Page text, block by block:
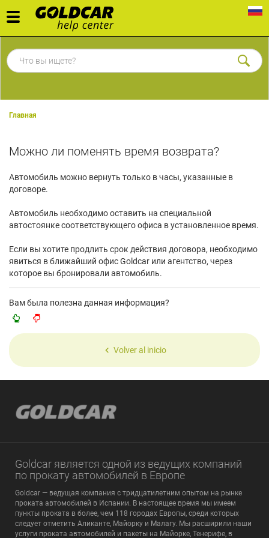
Toggle
navigation
Главная
Можно ли поменять время возврата?
Автомобиль можно вернуть только в часы, указанные в
договоре.
Автомобиль необходимо оставить на специальной
автостоянке соответствующего офиса в установленное время.
Если вы хотите продлить срок действия договора, необходимо
явиться в ближайший офис Goldcar или агентство, через
которое вы бронировали автомобиль.
Вам была полезна данная информация?
Volver al inicio
Goldcar является одной из ведущих компаний
по прокату автомобилей в Европе
Goldcar — ведущая компания с тридцатилетним опытом на рынке
проката автомобилей в Испании. В настоящее время мы имеем
пункты проката в более, чем 118 городах Европы, среди которых
следует отметить Аликанте, Майорку и Малагу. Мы расширили наши
услуги проката автомобилей и пакеты на Майорке, Тенерифе, в